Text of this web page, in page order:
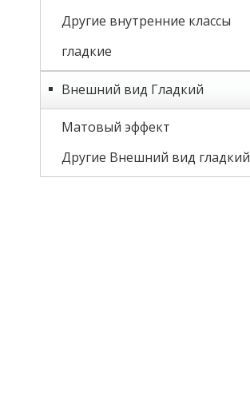
Другие внутренние классы
гладкие
Внешний вид Гладкий
Матовый эффект
Другие Внешний вид гладкий